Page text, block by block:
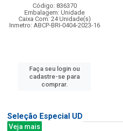
Código: 836370
Embalagem: Unidade
Caixa Com: 24 Unidade(s)
Inmetro: ABCP-BRI-0404-2023-16
Faça seu login ou
cadastre-se para
comprar.
Seleção Especial UD
Veja mais